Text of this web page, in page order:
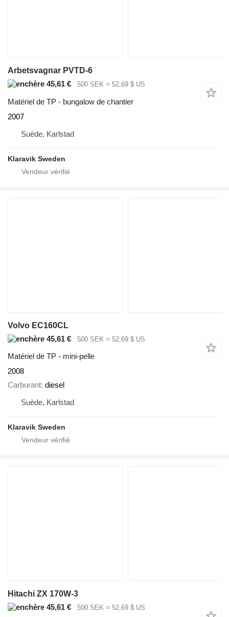
Arbetsvagnar PVTD-6
45,61 €
500 SEK ≈ 52,69 $ US
Matériel de TP - bungalow de chantier
2007
Suède, Karlstad
Klaravik Sweden
Volvo EC160CL
45,61 €
500 SEK ≈ 52,69 $ US
Matériel de TP - mini-pelle
2008
Carburant diesel
Suède, Karlstad
Klaravik Sweden
Hitachi ZX 170W-3
45,61 €
500 SEK ≈ 52,69 $ US